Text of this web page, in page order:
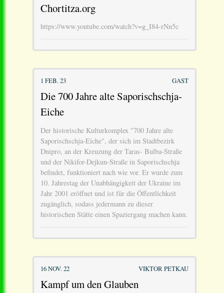
Chortitza.org
https://www.youtube.com/watch?v=g_I84-rNn5c
1 FEB. 23 GAST
Die 700 Jahre alte Saporischschja-
Eiche
Der historische Kulturkomplex "700 Jahre alte
Saporischschja-Eiche", der sich im Stadtbezirk
Dnipro, an der Kreuzung der Taras- Bulba-Straße
und der Nikifor-Dejkun-Straße in Saporischschja
befindet, funktioniert nach wie vor. Er wurde zum
10. Jahrestag der Unabhängigkeit der Ukraine im
Jahr 2001 eröffnet und ist für die Öffentlichkeit
zugänglich, sodass jedermann zu dieser
historischen Stätte einen Spaziergang machen kann.
16 NOV. 22 VIKTOR PETKAU
Kampf um den Glauben